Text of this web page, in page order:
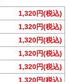
1,320円(税込)
1,320円(税込)
1,320円(税込)
1,320円(税込)
1,320円(税込)
1,320円(税込)